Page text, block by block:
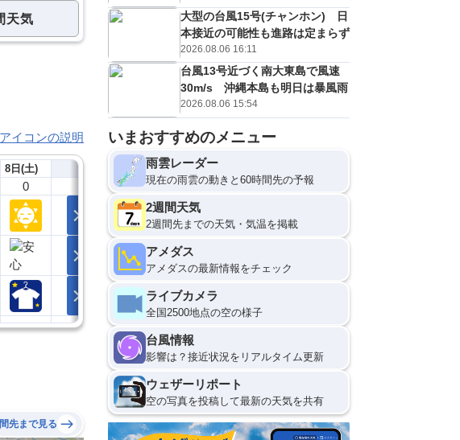
天気
アイコンの説明
8日(土)
0
先まで見る
大型の台風15号(チャンホン) 日
本接近の可能性も進路は定まらず
2026.08.06 16:11
台風13号近づく南大東島で風速
30m/s 沖縄本島も明日は暴風雨
2026.08.06 15:54
いまおすすめのメニュー
雨雲レーダー
現在の雨雲の動きと60時間先の予報
2週間天気
2週間先までの天気・気温を掲載
アメダス
アメダスの最新情報をチェック
ライブカメラ
全国2500地点の空の様子
台風情報
影響は？接近状況をリアルタイム更新
ウェザーリポート
空の写真を投稿して最新の天気を共有